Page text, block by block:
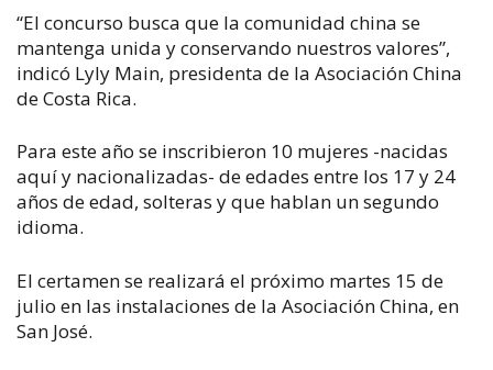
“El concurso busca que la comunidad china se
mantenga unida y conservando nuestros valores”,
indicó Lyly Main, presidenta de la Asociación China
de Costa Rica.
Para este año se inscribieron 10 mujeres -nacidas
aquí y nacionalizadas- de edades entre los 17 y 24
años de edad, solteras y que hablan un segundo
idioma.
El certamen se realizará el próximo martes 15 de
julio en las instalaciones de la Asociación China, en
San José.